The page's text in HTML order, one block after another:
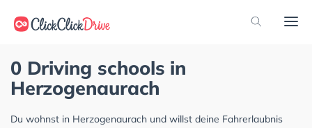
0 Driving schools in
Herzogenaurach
Du wohnst in Herzogenaurach und willst deine Fahrerlaubnis